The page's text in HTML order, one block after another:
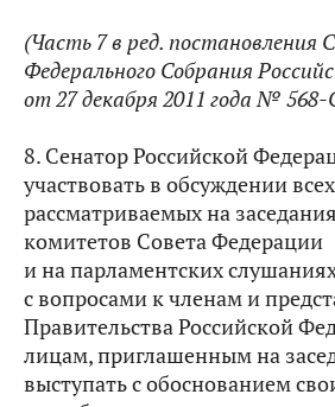
(Часть 7 в ред. постановления
Федерального Собрания
от 27 декабря 2011 года №
8. Сенатор Российской
участвовать в обсуждении
рассматриваемых на
комитетов Совета Федерации
и на парламентских
с вопросами к членам и
Правительства Российской
лицам, приглашенным на
выступать с обоснованием